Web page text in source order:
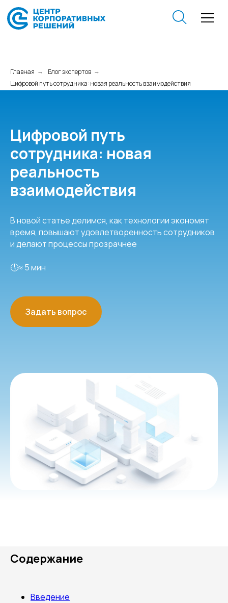
Главная → Блог экспертов →
Цифровой путь сотрудника: новая реальность взаимодействия
Цифровой путь
сотрудника: новая
реальность
взаимодействия
В новой статье делимся, как технологии экономят
время, повышают удовлетворенность сотрудников
и делают процессы прозрачнее
🕔≈ 5 мин
Задать вопрос
Содержание
Введение